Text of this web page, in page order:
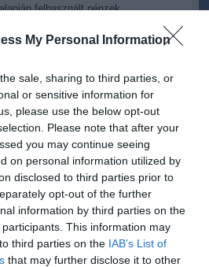
My Personal Information
sale, sharing to third parties, or
or sensitive information for
please use the below opt-out
Please note that after your
you may continue seeing
on personal information utilized by
disclosed to third parties prior to
opt-out of the further
information by third parties on the
participants. This information may
third parties on the IAB’s List of
that may further disclose it to other
felhasznált pénzek
a vizsgálat lefolytatására felkérte a
valamint az Állami
álló dokumentumok átvizsgálása
vizsgálat alá vont Debreceni Egyetem
Centruma részére az állami
bocsátott támogatás a támogatási
valamint az irányadó
került felhasználásra".
intézkedések megtételét
Budai Gyula levele.